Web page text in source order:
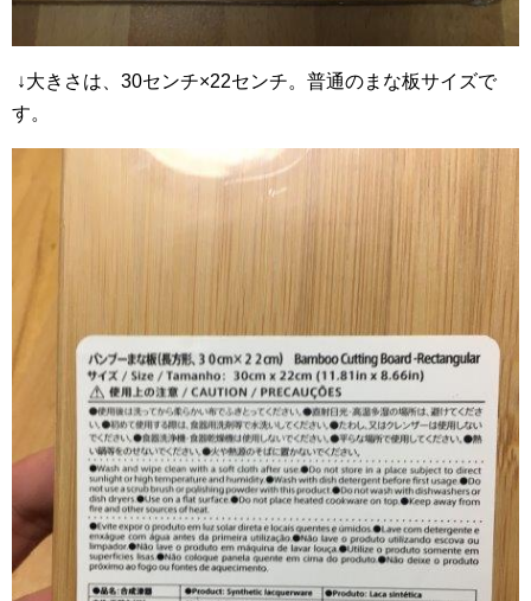
↓大きさは、30センチ×22センチ。普通のまな板サイズで
す。